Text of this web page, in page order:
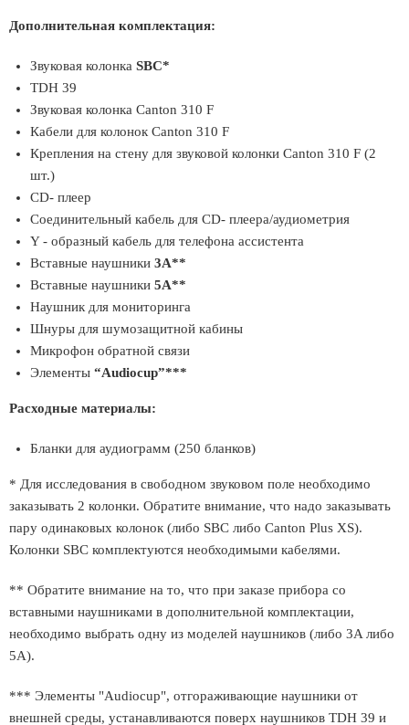
Дополнительная комплектация:
Звуковая колонка SBC*
TDH 39
Звуковая колонка Canton 310 F
Кабели для колонок Canton 310 F
Крепления на стену для звуковой колонки Canton 310 F (2
шт.)
CD- плеер
Соединительный кабель для CD- плеера/аудиометрия
Y - образный кабель для телефона ассистента
Вставные наушники 3А**
Вставные наушники 5А**
Наушник для мониторинга
Шнуры для шумозащитной кабины
Микрофон обратной связи
Элементы “Audiocup”***
Расходные материалы:
Бланки для аудиограмм (250 бланков)
* Для исследования в свободном звуковом поле необходимо
заказывать 2 колонки. Обратите внимание, что надо заказывать
пару одинаковых колонок (либо SBC либо Canton Plus XS).
Колонки SBC комплектуются необходимыми кабелями.
** Обратите внимание на то, что при заказе прибора со
вставными наушниками в дополнительной комплектации,
необходимо выбрать одну из моделей наушников (либо 3A либо
5A).
*** Элементы "Audiocup", отгораживающие наушники от
внешней среды, устанавливаются поверх наушников TDH 39 и